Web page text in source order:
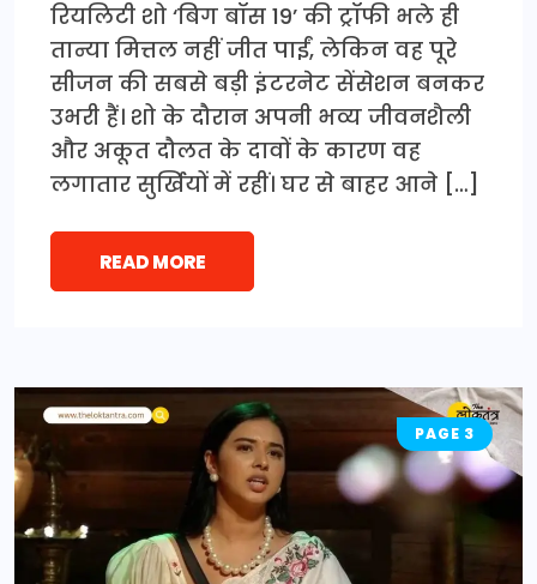
रियलिटी शो ‘बिग बॉस 19’ की ट्रॉफी भले ही
तान्या मित्तल नहीं जीत पाईं, लेकिन वह पूरे
सीजन की सबसे बड़ी इंटरनेट सेंसेशन बनकर
उभरी हैं। शो के दौरान अपनी भव्य जीवनशैली
और अकूत दौलत के दावों के कारण वह
लगातार सुर्खियों में रहीं। घर से बाहर आने […]
READ MORE
PAGE 3